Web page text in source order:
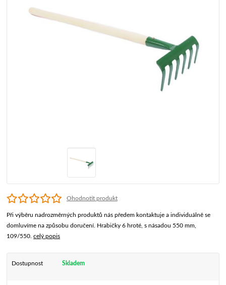
Ohodnotit produkt
Při výběru nadrozměrných produktů nás předem kontaktuje a individuálně se
domluvíme na způsobu doručení. Hrabičky 6 hroté, s násadou 550 mm,
109/550.celý popis
Dostupnost Skladem